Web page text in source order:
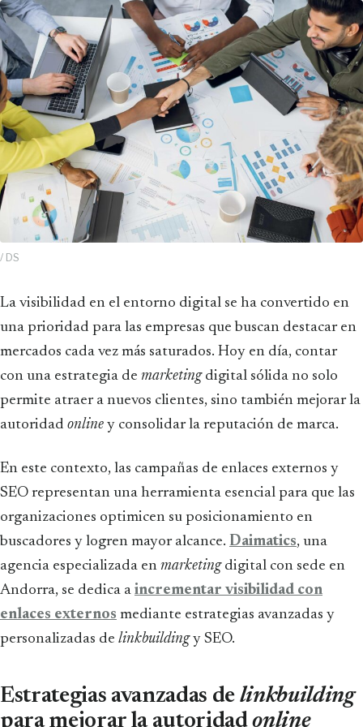
/ DS
La visibilidad en el entorno digital se ha convertido en
una prioridad para las empresas que buscan destacar en
mercados cada vez más saturados. Hoy en día, contar
con una estrategia de marketingdigital sólida no solo
permite atraer a nuevos clientes, sino también mejorar la
autoridad online y consolidar la reputación de marca.
En este contexto, las campañas de enlaces externos y
SEO representan una herramienta esencial para que las
organizaciones optimicen su posicionamiento en
buscadores y logren mayor alcance. Daimatics, una
agencia especializada en marketingdigital con sede en
Andorra, se dedica a incrementar visibilidad con
enlaces externos mediante estrategias avanzadas y
personalizadas de linkbuildingy SEO.
Estrategias avanzadas de linkbuilding
para mejorar la autoridadonline